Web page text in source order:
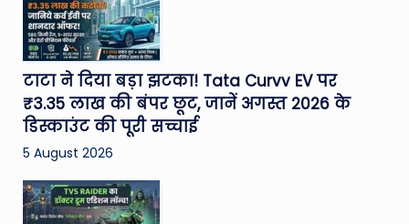
टाटा ने दिया बड़ा झटका! Tata Curvv EV पर
₹3.35 लाख की बंपर छूट, जानें अगस्त 2026 के
डिस्काउंट की पूरी सच्चाई
5 August 2026